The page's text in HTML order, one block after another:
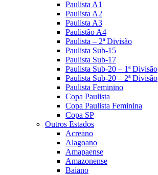
Paulista A1
Paulista A2
Paulista A3
Paulistão A4
Paulista – 2ª Divisão
Paulista Sub-15
Paulista Sub-17
Paulista Sub-20 – 1ª Divisão
Paulista Sub-20 – 2ª Divisão
Paulista Feminino
Copa Paulista
Copa Paulista Feminina
Copa SP
Outros Estados
Acreano
Alagoano
Amapaense
Amazonense
Baiano